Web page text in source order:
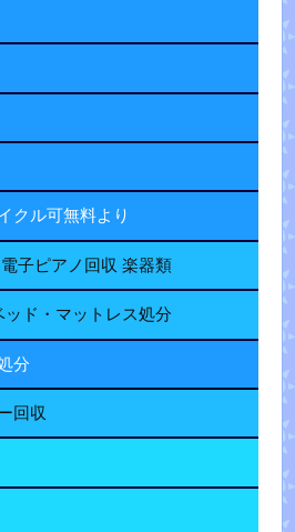
クル可無料より
子ピアノ回収 楽器類
ド・マットレス処分
分
回収